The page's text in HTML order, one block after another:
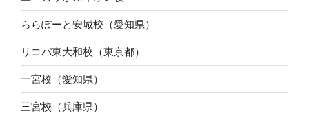
ららぽーと安城校（愛知県）
リコパ東大和校（東京都）
一宮校（愛知県）
三宮校（兵庫県）